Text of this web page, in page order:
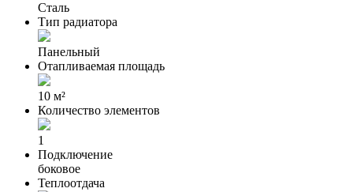
Сталь
Тип радиатора
Панельный
Отапливаемая площадь
10 м²
Количество элементов
1
Подключение
боковое
Теплоотдача